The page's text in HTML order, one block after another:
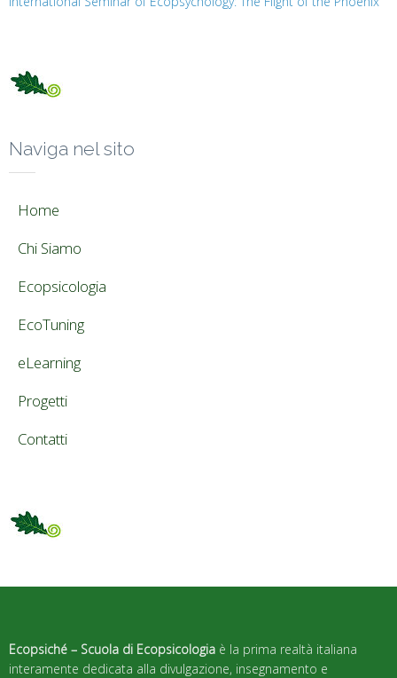
Naviga nel sito
Home
Chi Siamo
Ecopsicologia
EcoTuning
eLearning
Progetti
Contatti
Ecopsiché – Scuola di Ecopsicologia è la prima realtà italiana
interamente dedicata alla divulgazione, insegnamento e